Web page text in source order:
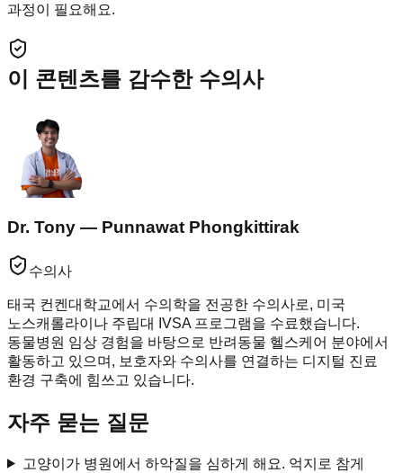
과정이 필요해요.
이 콘텐츠를 감수한 수의사
Dr. Tony — Punnawat Phongkittirak
수의사
태국 컨켄대학교에서 수의학을 전공한 수의사로, 미국
노스캐롤라이나 주립대 IVSA 프로그램을 수료했습니다.
동물병원 임상 경험을 바탕으로 반려동물 헬스케어 분야에서
활동하고 있으며, 보호자와 수의사를 연결하는 디지털 진료
환경 구축에 힘쓰고 있습니다.
자주 묻는 질문
고양이가 병원에서 하악질을 심하게 해요. 억지로 참게